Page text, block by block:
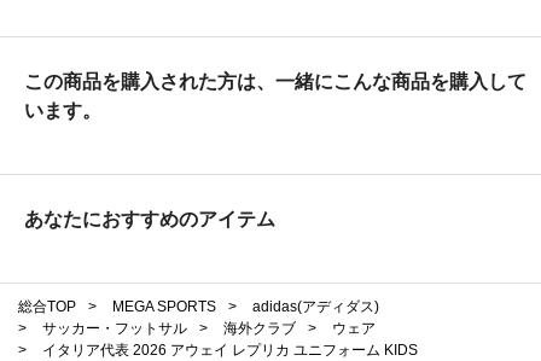
この商品を購入された方は、一緒にこんな商品を購入して
います。
あなたにおすすめのアイテム
総合TOP > MEGA SPORTS >
adidas(アディダス)
>
サッカー・フットサル > 海外クラブ >
ウェア
>
イタリア代表 2026 アウェイ レプリカ ユニフォーム KIDS